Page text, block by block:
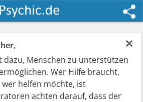
×
,
dazu, Menschen zu unterstützen
Wer Hilfe braucht,
helfen möchte, ist
achten darauf, dass der